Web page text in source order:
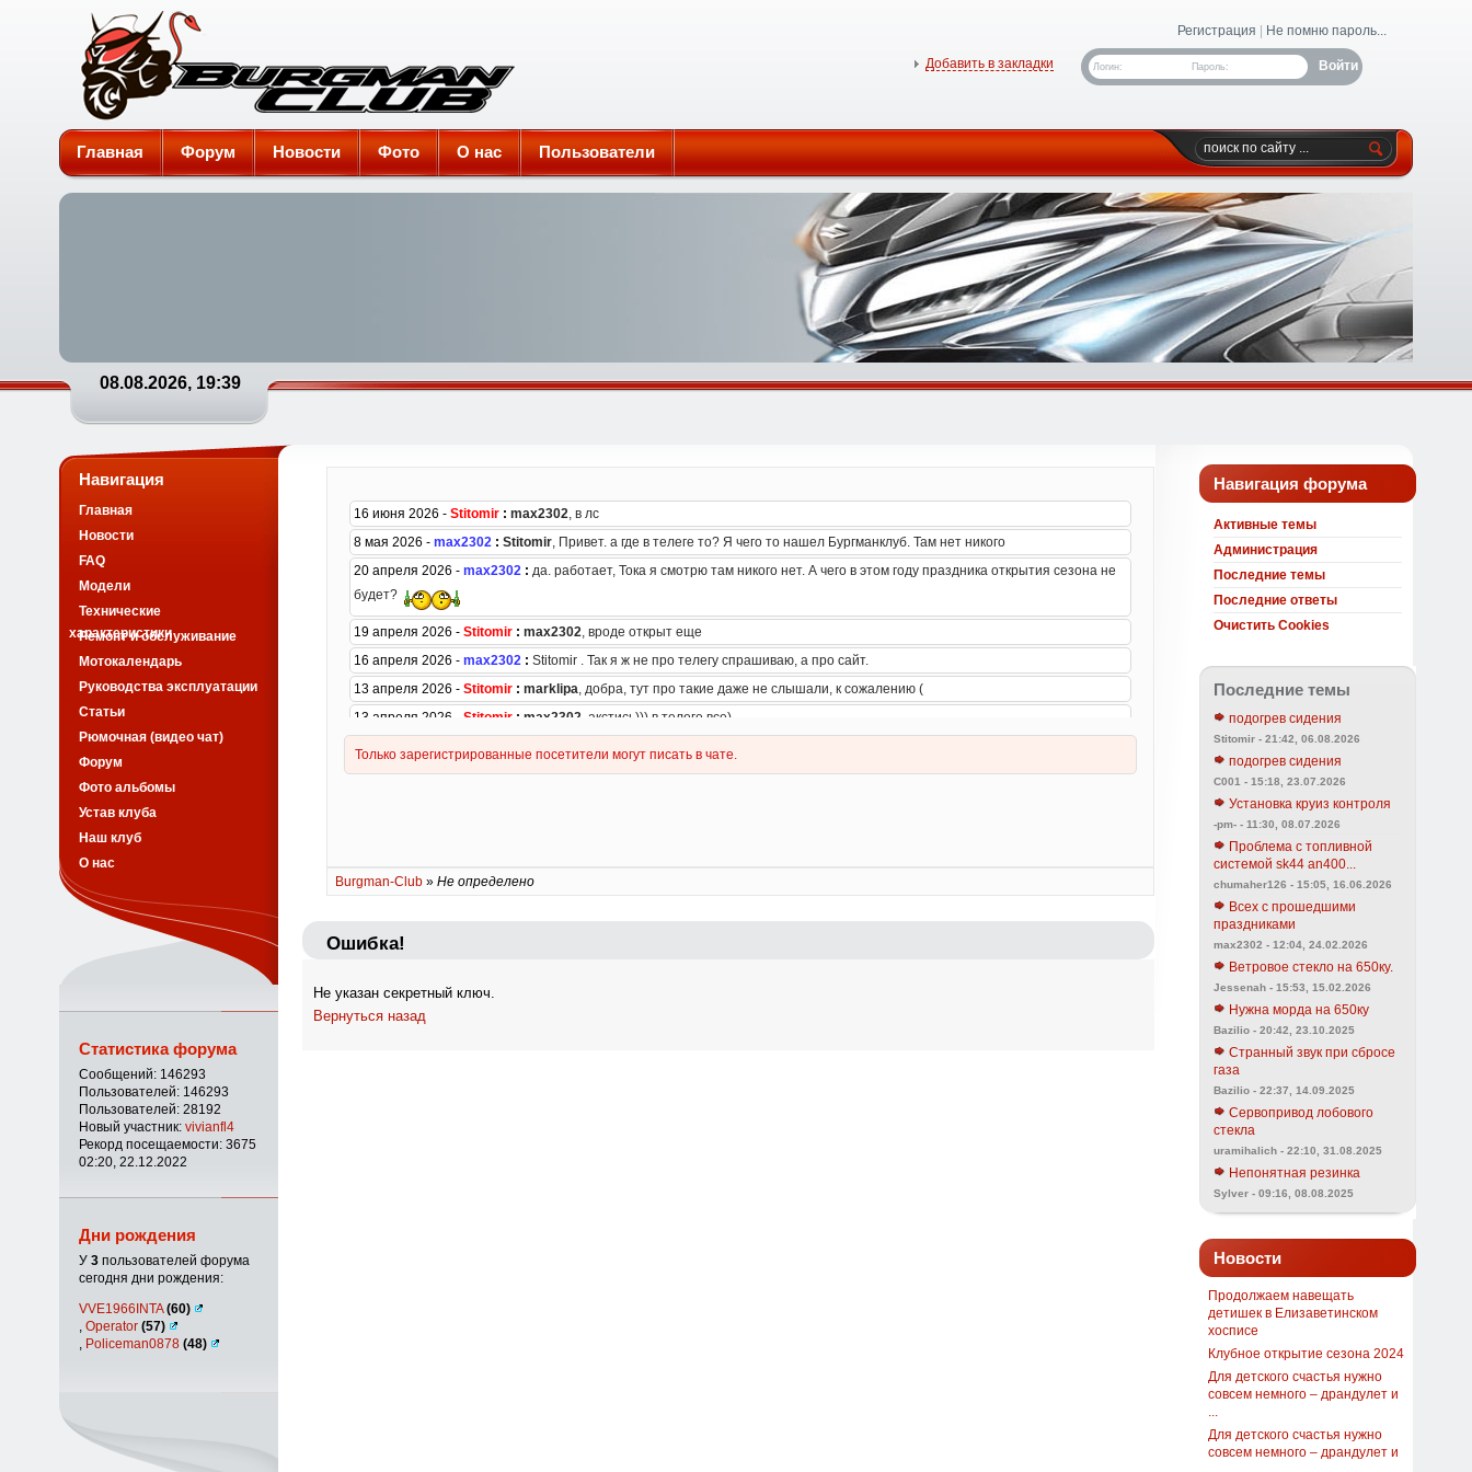
Burgman-Club
Регистрация Не помню пароль...
Логин: Пароль:
Добавить в закладки
Главная Форум Новости Фото О нас Пользователи
08.08.2026, 19:39
Burgman-Club» Не определено
Ошибка!
Не указан секретный ключ.
Вернуться назад
Навигация форума
Активные темы
Администрация
Последние темы
Последние ответы
Очистить Cookies
Последние темы
подогрев сидения
Stitomir - 21:42, 06.08.2026
подогрев сидения
C001 - 15:18, 23.07.2026
Установка круиз контроля
-pm- - 11:30, 08.07.2026
Проблема с топливной
системой sk44 an400...
chumaher126 - 15:05, 16.06.2026
Всех с прошедшими
праздниками
max2302 - 12:04, 24.02.2026
Ветровое стекло на 650ку.
Jessenah - 15:53, 15.02.2026
Нужна морда на 650ку
Bazilio - 20:42, 23.10.2025
Странный звук при сбросе
газа
Bazilio - 22:37, 14.09.2025
Сервопривод лобового
стекла
uramihalich - 22:10, 31.08.2025
Непонятная резинка
Sylver - 09:16, 08.08.2025
Новости
Продолжаем навещать
детишек в Елизаветинском
хосписе
Клубное открытие сезона 2024
Для детского счастья нужно
совсем немного – драндулет и
Для детского счастья нужно
совсем немного – драндулет и
Навигация
Главная
Новости
FAQ
Модели
Технические
характеристики
Ремонт и обслуживание
Мотокалендарь
Руководства эксплуатации
Статьи
Рюмочная (видео чат)
Форум
Фото альбомы
Устав клуба
Наш клуб
О нас
Статистика форума
Сообщений: 146293
Пользователей: 146293
Пользователей: 28192
Новый участник: vivianfl4
Рекорд посещаемости: 3675
02:20, 22.12.2022
Дни рождения
У 3пользователей форума
сегодня дни рождения:
VVE1966INTA(60)
Operator (57)
Policeman0878 (48)